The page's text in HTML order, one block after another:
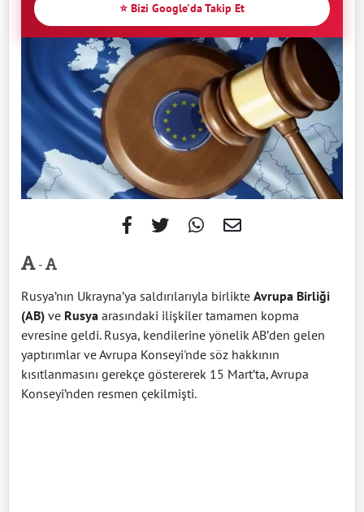
⭐ Bizi Google'da Takip Et
-
Rusya’nın Ukrayna’ya saldırılarıyla birlikte Avrupa Birliği
(AB) ve Rusya arasındaki ilişkiler tamamen kopma
evresine geldi. Rusya, kendilerine yönelik AB’den gelen
yaptırımlar ve Avrupa Konseyi'nde söz hakkının
kısıtlanmasını gerekçe göstererek 15 Mart’ta, Avrupa
Konseyi’nden resmen çekilmişti.